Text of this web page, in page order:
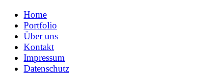
Home
Portfolio
Über uns
Kontakt
Impressum
Datenschutz